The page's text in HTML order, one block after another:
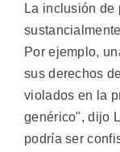
La inclusión de
Por ejemplo,
sus derechos
violados en la
genérico", dijo
podría ser